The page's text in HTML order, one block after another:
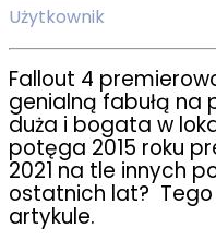
Użytkownik
Fallout 4
genialną fabułą na
duża i bogata w
potęga 2015 roku
2021 na tle innych
ostatnich lat?
artykule.